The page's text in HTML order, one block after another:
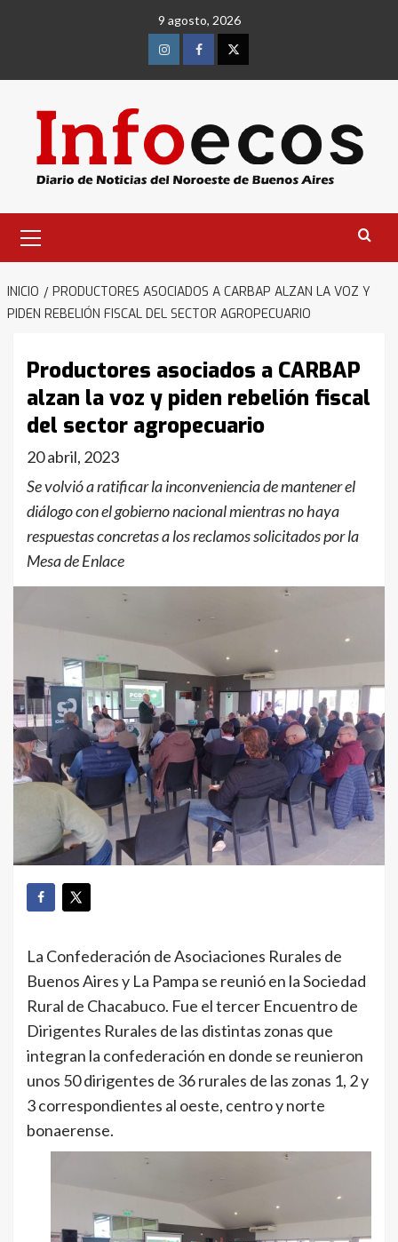
9 agosto, 2026
InstagramFacebookTwitter
primario
INICIO
PRODUCTORES ASOCIADOS A CARBAP ALZAN LA VOZ Y
PIDEN REBELIÓN FISCAL DEL SECTOR AGROPECUARIO
Productores asociados a CARBAP
alzan la voz y piden rebelión fiscal
del sector agropecuario
20 abril, 2023
Se volvió a ratificar la inconveniencia de mantener el
diálogo con el gobierno nacional mientras no haya
respuestas concretas a los reclamos solicitados por la
Mesa de Enlace
La Confederación de Asociaciones Rurales de
Buenos Aires y La Pampa se reunió en la Sociedad
Rural de Chacabuco. Fue el tercer Encuentro de
Dirigentes Rurales de las distintas zonas que
integran la confederación en donde se reunieron
unos 50 dirigentes de 36 rurales de las zonas 1, 2 y
3 correspondientes al oeste, centro y norte
bonaerense.